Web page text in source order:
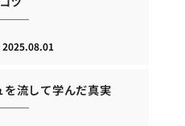
2025.08.01
を流して学んだ真実